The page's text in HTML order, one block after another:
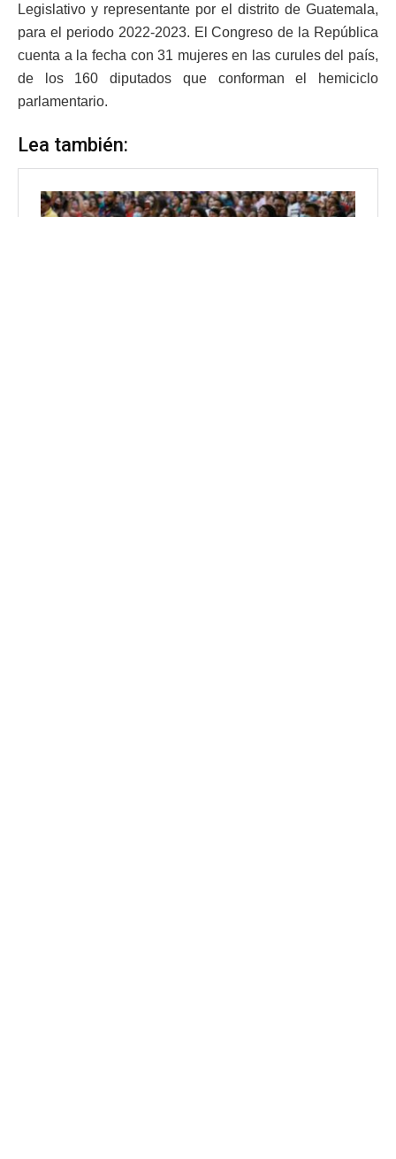
Legislativo y representante por el distrito de Guatemala,
para el periodo 2022-2023. El Congreso de la República
cuenta a la fecha con 31 mujeres en las curules del país,
de los 160 diputados que conforman el hemiciclo
parlamentario.
Lea también: